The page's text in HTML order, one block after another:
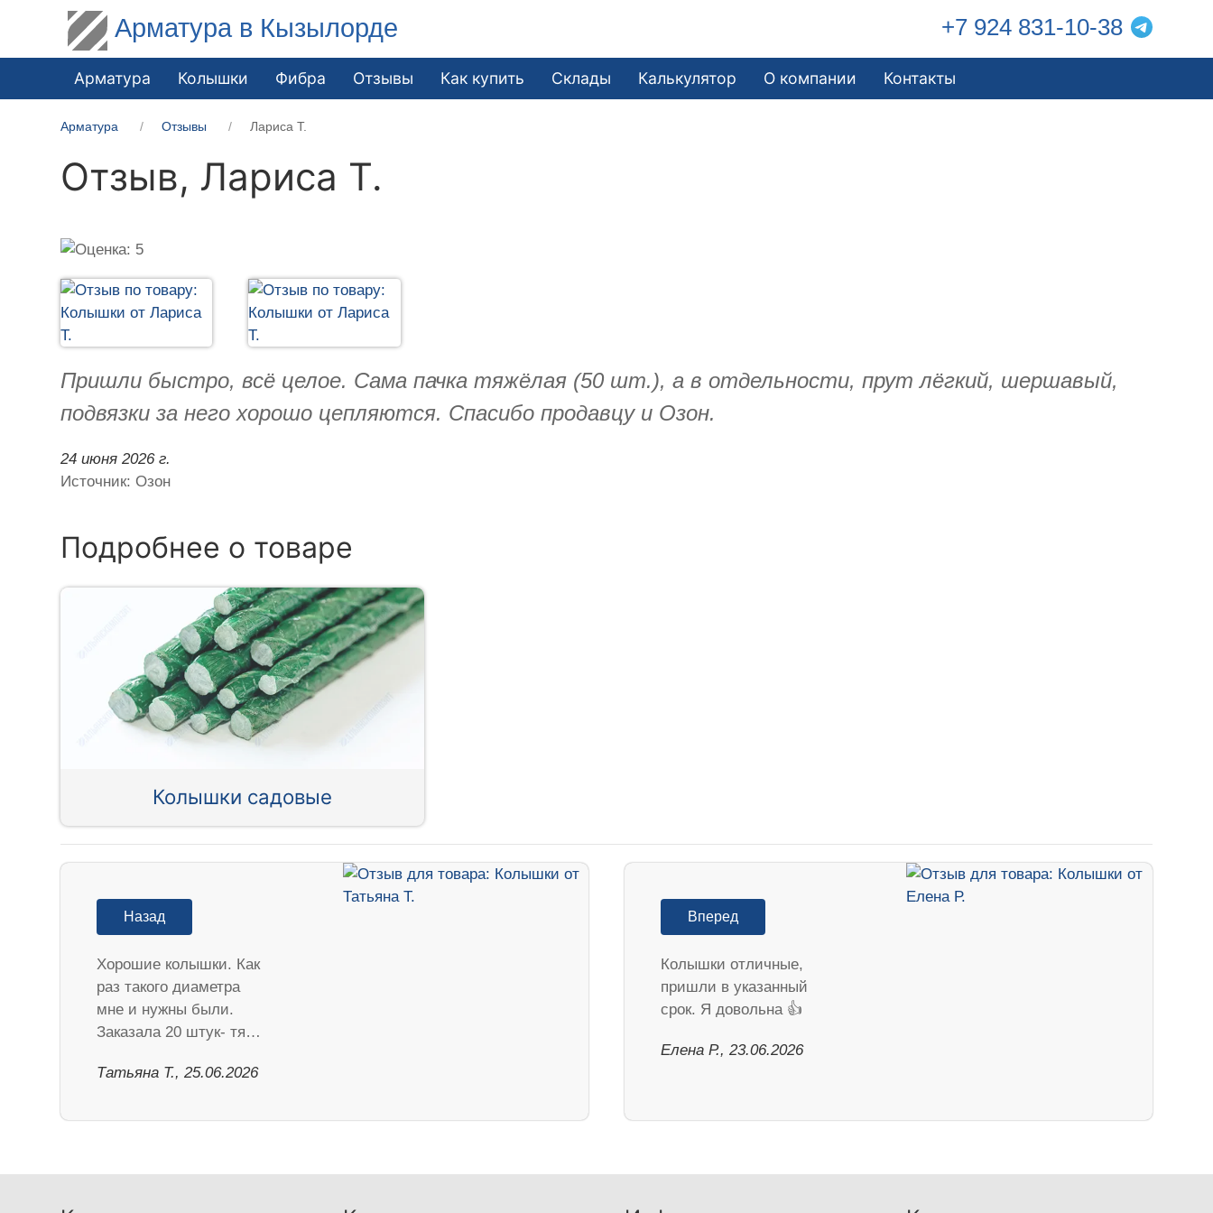
Арматура в Кызылорде +7 924 831-10-38
Арматура Колышки Фибра Отзывы Как купить Склады Калькулятор О компании Контакты
Арматура Отзывы Лариса Т.
Отзыв, Лариса Т.
Пришли быстро, всё целое. Сама пачка тяжёлая (50 шт.), а в отдельности, прут лёгкий, шершавый,
подвязки за него хорошо цепляются. Спасибо продавцу и Озон.
24 июня 2026 г.
Источник: Озон
Подробнее о товаре
Колышки садовые
Назад
Хорошие колышки. Как
раз такого диаметра
мне и нужны были.
Заказала 20 штук- тя…
Татьяна Т., 25.06.2026
Вперед
Колышки отличные,
пришли в указанный
срок. Я довольна 👍
Елена Р., 23.06.2026